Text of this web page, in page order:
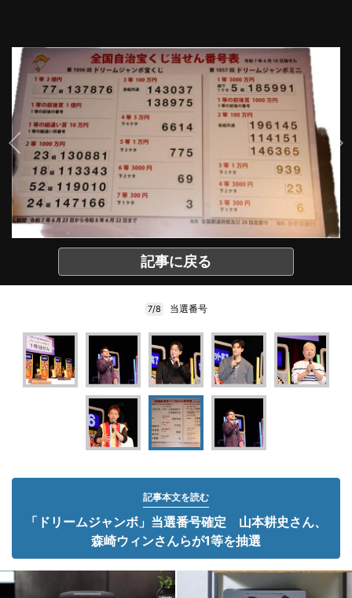
記事に戻る
7/8 当選番号
記事本文を読む
「ドリームジャンボ」当選番号確定 山本耕史さん、
森崎ウィンさんらが1等を抽選